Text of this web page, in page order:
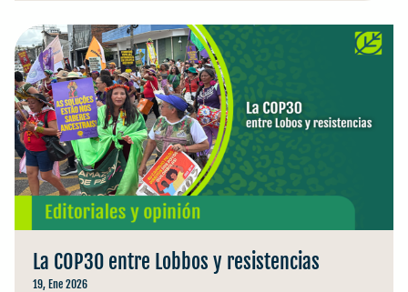
La COP30 entre Lobbos y resistencias
19, Ene 2026